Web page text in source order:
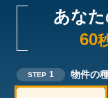
あな
60
STEP 1 物件の